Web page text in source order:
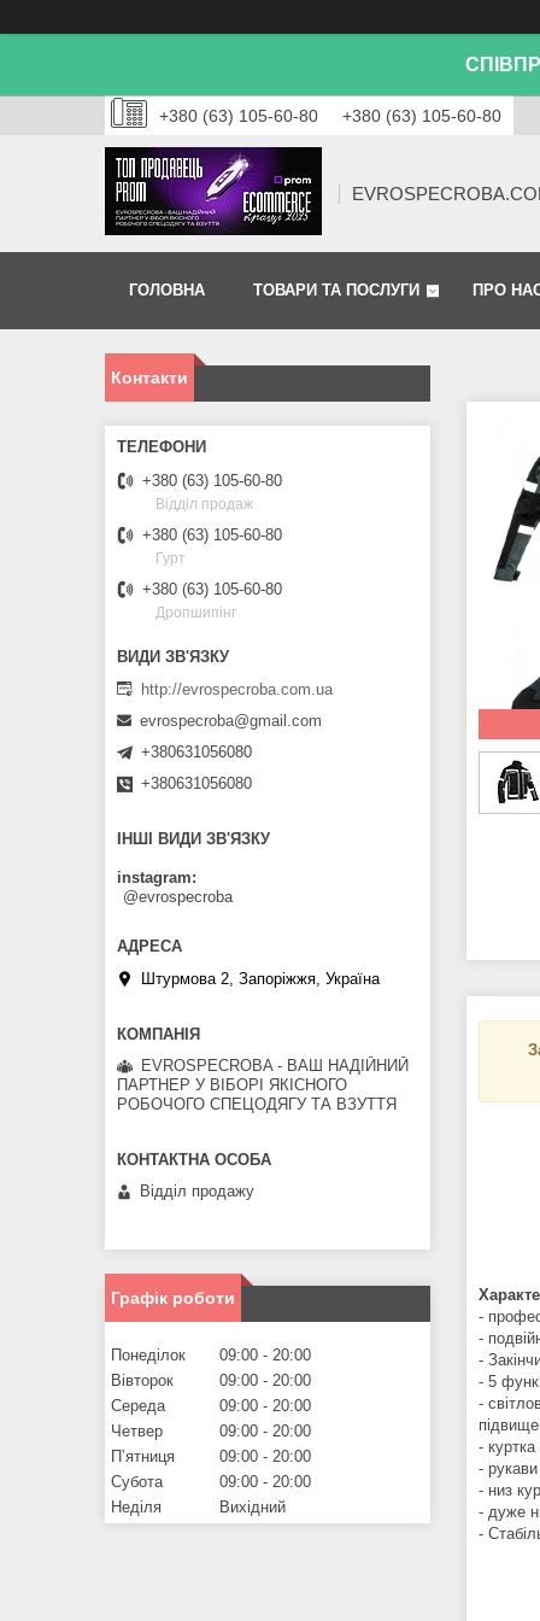
+380 (63) 105-60-80 +380 (63) 105-60-80
ГОЛОВНА ТОВАРИ ТА ПОСЛУГИ ПРО
-
-
-
- 5
-
- куртка
-
- низ
- дуже
-
Контакти
+380 (63) 105-60-80
Відділ продаж
+380 (63) 105-60-80
Гурт
+380 (63) 105-60-80
Дропшипінг
http://evrospecroba.com.ua
evrospecroba@gmail.com
+380631056080
+380631056080
ІНШІ ВИДИ ЗВ'ЯЗКУ
instagram
@evrospecroba
Штурмова 2, Запоріжжя, Україна
EVROSPECROBA - ВАШ НАДІЙНИЙ
ПАРТНЕР У ВІБОРІ ЯКІСНОГО
РОБОЧОГО СПЕЦОДЯГУ ТА ВЗУТТЯ
Відділ продажу
Графік роботи
Понеділок 09:00
20:00
Вівторок
09:00
20:00
Середа
09:00
20:00
Четвер
09:00
20:00
Пʼятниця
09:00
20:00
Субота
09:00
20:00
Неділя
Вихідний